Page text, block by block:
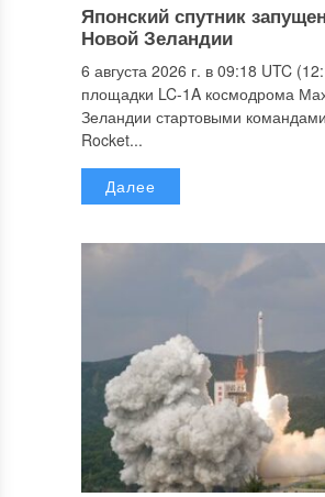
Японский спутник
Новой Зеландии
6 августа 2026 г. в 09:18 UTC
площадки LC-1A космодрома
Зеландии стартовыми
Rocket...
Далее